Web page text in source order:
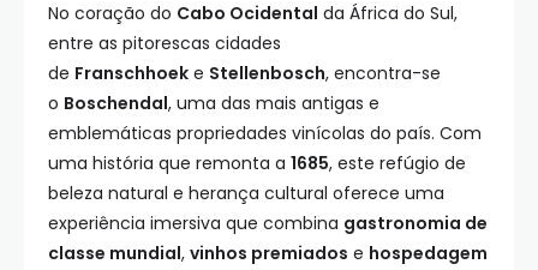
No coração do Cabo Ocidental da África do Sul,
entre as pitorescas cidades
de Franschhoek e Stellenbosch, encontra-se
o Boschendal, uma das mais antigas e
emblemáticas propriedades vinícolas do país. Com
uma história que remonta a 1685, este refúgio de
beleza natural e herança cultural oferece uma
experiência imersiva que combina gastronomia de
classe mundial, vinhos premiados e hospedagem